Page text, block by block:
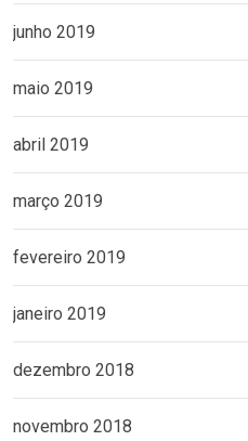
junho 2019
maio 2019
abril 2019
março 2019
fevereiro 2019
janeiro 2019
dezembro 2018
novembro 2018